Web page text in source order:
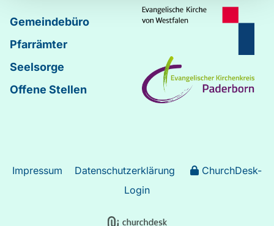
Gemeindebüro
Pfarrämter
Seelsorge
Offene Stellen
Impressum Datenschutzerklärung
ChurchDesk-
Login